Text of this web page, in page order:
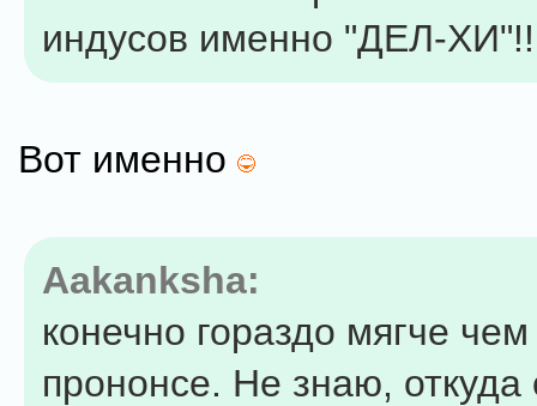
индусов именно "ДЕЛ-ХИ"!!
Вот именно
Aakanksha:
конечно гораздо мягче
прононсе. Не знаю, откуда